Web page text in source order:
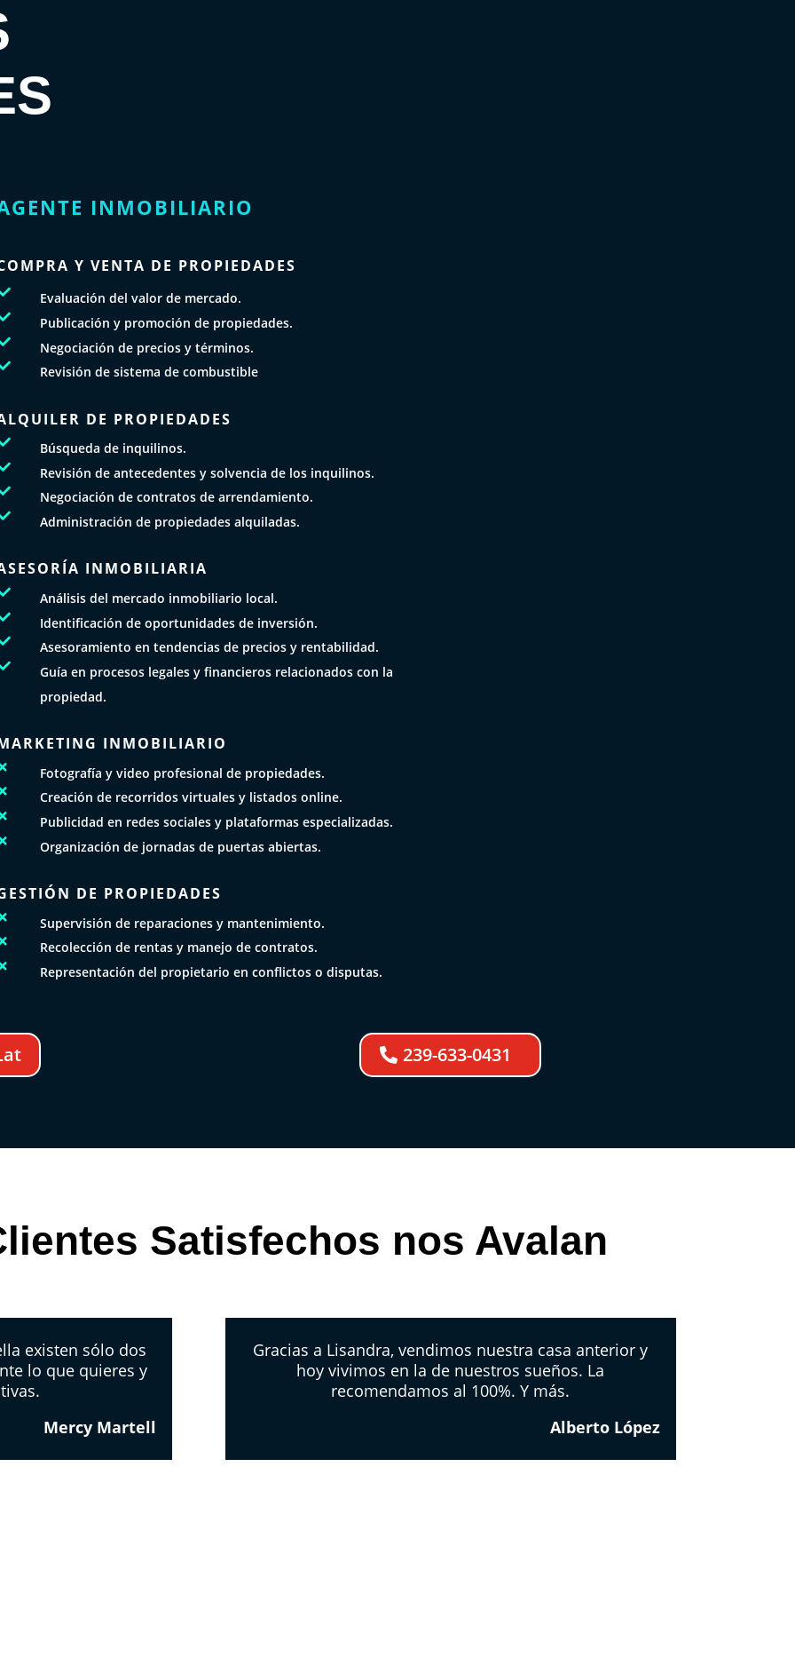
INMOBILIARIO
Y VENTA DE PROPIEDADES
Evaluación del valor de mercado.
Publicación y promoción de propiedades.
Negociación de precios y términos.
Revisión de sistema de combustible
DE PROPIEDADES
Búsqueda de inquilinos.
Revisión de antecedentes y solvencia de los inquilinos.
Negociación de contratos de arrendamiento.
Administración de propiedades alquiladas.
INMOBILIARIA
Análisis del mercado inmobiliario local.
Identificación de oportunidades de inversión.
Asesoramiento en tendencias de precios y rentabilidad.
Guía en procesos legales y financieros relacionados con la
propiedad.
INMOBILIARIO
Fotografía y video profesional de propiedades.
Creación de recorridos virtuales y listados online.
Publicidad en redes sociales y plataformas especializadas.
Organización de jornadas de puertas abiertas.
DE PROPIEDADES
Supervisión de reparaciones y mantenimiento.
Recolección de rentas y manejo de contratos.
Representación del propietario en conflictos o disputas.
239-633-0431
Satisfechos nos Avalan
existen sólo dos
lo que quieres y
Mercy Martell
Gracias a Lisandra, vendimos nuestra casa anterior y
hoy vivimos en la de nuestros sueños. La
recomendamos al 100%. Y más.
Alberto López